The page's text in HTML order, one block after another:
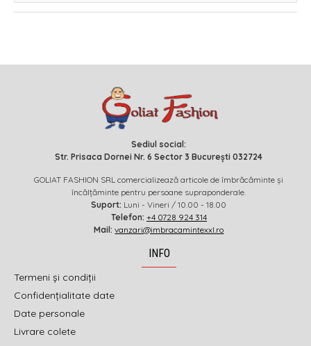
Sediul social:
Str. Prisaca Dornei Nr. 6 Sector 3 București 032724
GOLIAT FASHION SRL comercializează articole de îmbrăcăminte și
încălțăminte pentru persoane supraponderale.
Suport: Luni - Vineri / 10.00 - 18.00
Telefon: +4 0728 924 314
Mail: vanzari@imbracamintexxl.ro
INFO
Termeni și condiții
Confidențialitate date
Date personale
Livrare colete